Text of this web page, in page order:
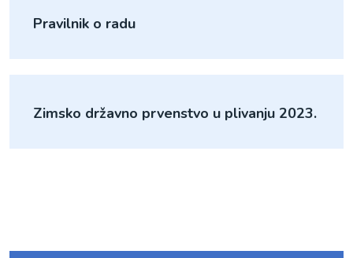
Pravilnik o radu
Zimsko državno prvenstvo u plivanju 2023.